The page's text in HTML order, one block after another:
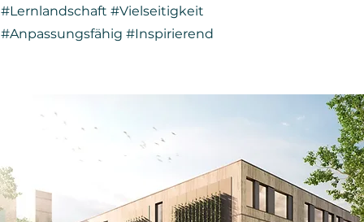
#Lernlandschaft #Vielseitigkeit
#Anpassungsfähig #Inspirierend